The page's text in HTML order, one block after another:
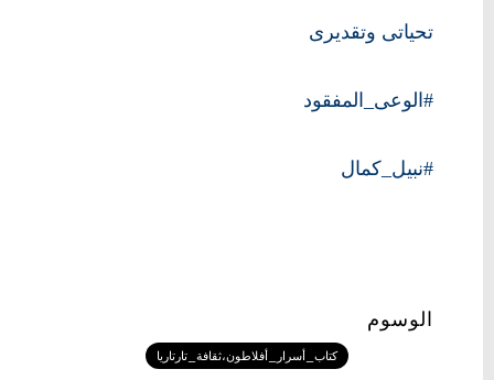
تحياتى وتقديرى
#الوعى_المفقود
#نبيل_كمال
الوسوم
كتاب_أسرار_أفلاطون،ثقافة_تارتاريا